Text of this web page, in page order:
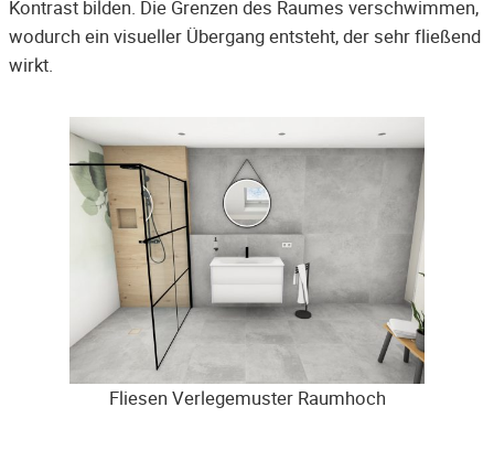
Kontrast bilden. Die Grenzen des Raumes verschwimmen,
wodurch ein visueller Übergang entsteht, der sehr fließend
wirkt.
Fliesen Verlegemuster Raumhoch